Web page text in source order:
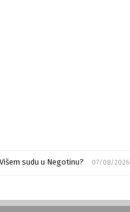
sudu u Negotinu? 07/08/2026